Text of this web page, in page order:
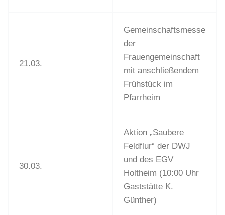
21.03.
Gemeinschaftsmesse
der
Frauengemeinschaft
mit anschließendem
Frühstück im
Pfarrheim
30.03.
Aktion „Saubere
Feldflur“ der DWJ
und des EGV
Holtheim (10:00 Uhr
Gaststätte K.
Günther)